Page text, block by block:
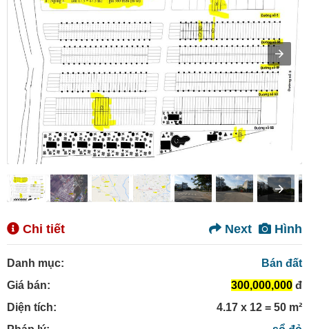
Chi tiết Hình
Next
Danh mục:
Bán đất
Giá bán:
300,000,000 đ
Diện tích:
4.17 x 12 = 50 m²